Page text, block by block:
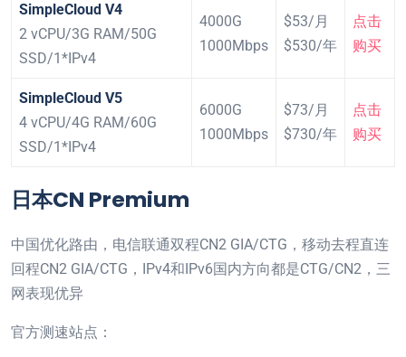
SimpleCloud V4
2 vCPU/3G RAM/50G
SSD/1*IPv4
4000G
1000Mbps
$53/月
$530/年
点击
购买
SimpleCloud V5
4 vCPU/4G RAM/60G
SSD/1*IPv4
6000G
1000Mbps
$73/月
$730/年
点击
购买
日本CN Premium
中国优化路由，电信联通双程CN2 GIA/CTG，移动去程直连
回程CN2 GIA/CTG，IPv4和IPv6国内方向都是CTG/CN2，三
网表现优异
官方测速站点：